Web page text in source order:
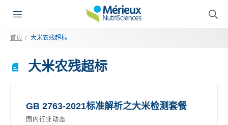
首页 大米农残超标
大米农残超标
GB 2763-2021标准解析之大米检测套餐
国内行业动态